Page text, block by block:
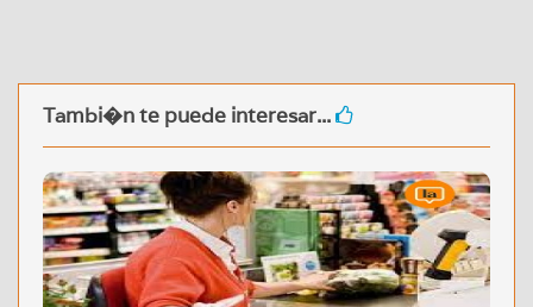
Tambi�n te puede interesar...